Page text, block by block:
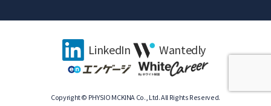
LinkedIn Wantedly
Copyright © PHYSIO MCKINA Co., Ltd. All Rights Reserved.